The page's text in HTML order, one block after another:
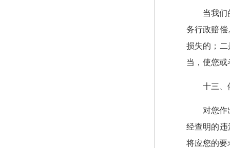
当我们
务行政赔
损失的；
当，使您
十三、
对您作
经查明的
将应您的要